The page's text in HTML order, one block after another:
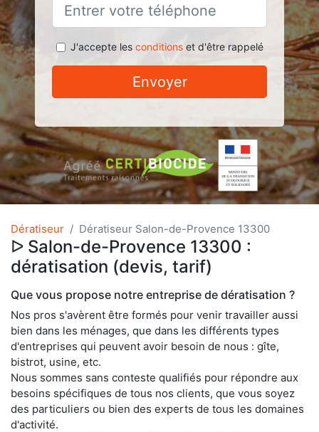
J'accepte les conditionset d'être rappelé
Envoyer
Dératiseur Dératiseur Salon-de-Provence 13300
ᐅ Salon-de-Provence 13300 :
dératisation (devis, tarif)
Que vous propose notre entreprise de dératisation ?
Nos pros s'avèrent être formés pour venir travailler aussi
bien dans les ménages, que dans les différents types
d'entreprises qui peuvent avoir besoin de nous : gîte,
bistrot, usine, etc.
Nous sommes sans conteste qualifiés pour répondre aux
besoins spécifiques de tous nos clients, que vous soyez
des particuliers ou bien des experts de tous les domaines
d'activité.